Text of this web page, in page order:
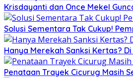
Krisdayanti dan Once Mekel
Solusi Sementara Tak Cukup!
Hanya Merekah Sanksi Kertas?
Penataan Trayek Cicurug Masih